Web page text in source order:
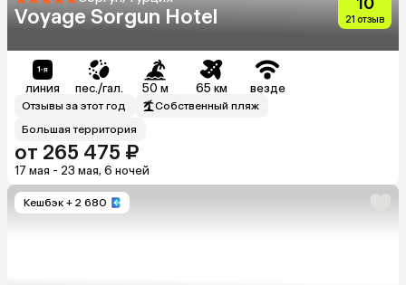
Voyage Sorgun Hotel 21 отзыв
линия пес./гал. 50 м 65 км везде
Отзывы за этот год
Собственный пляж
Большая территория
от 265 475 ₽
17 мая - 23 мая, 6 ночей
Кешбэк + 2 680